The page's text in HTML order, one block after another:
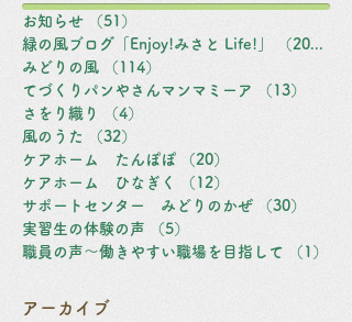
お知らせ （51）
緑の風ブログ「Enjoy!みさと Life!」
（203）
みどりの風
（114）
てづくりパンやさんマンマミーア
（13）
さをり織り
（4）
風のうた
（32）
ケアホーム たんぽぽ
（20）
ケアホーム ひなぎく
（12）
サポートセンター みどりのかぜ
（30）
実習生の体験の声
（5）
職員の声～働きやすい職場を目指して
（1）
アーカイブ